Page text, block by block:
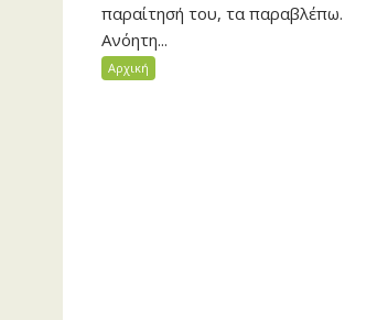
παραίτησή του, τα παραβλέπω.
Ανόητη...
Αρχική